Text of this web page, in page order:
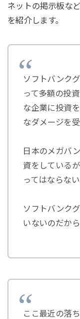
ネットの掲示板な
を紹介します。
ソフトバンク
って多額の投
な企業に投資
なダメージを受
日本のメガバ
資をしている
ってはならない
ソフトバンク
いないのだから
ここ最近の落